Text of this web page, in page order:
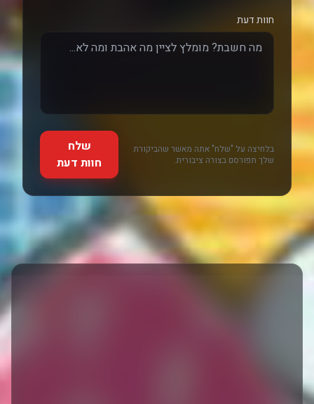
חוות דעת
בלחיצה על "שלח" אתה מאשר שהביקורת
שלך תפורסם בצורה ציבורית.
שלח
חוות דעת